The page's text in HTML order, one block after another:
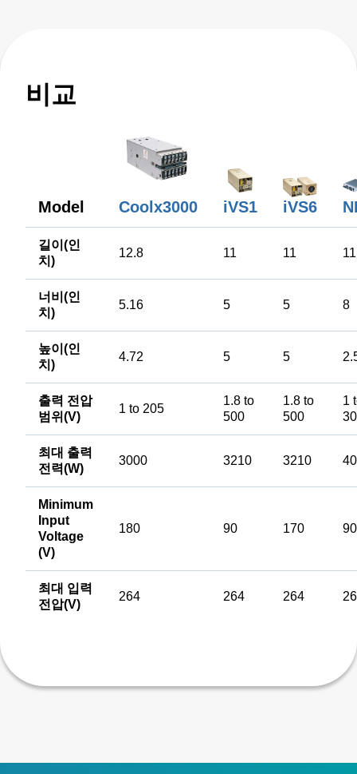
비교
Model Coolx3000 iVS1 iVS6
길이(인
치)
12.8 11 11
너비(인
치)
5.16 5 5 8
높이(인
치)
4.72 5 5
출력 전압
범위(V)
1 to 205
1.8 to
500
1.8 to
500
1
최대 출력
전력(W)
3000 3210 3210
Minimum
Input
Voltage
(V)
180 90 170 90
최대 입력
전압(V)
264 264 264